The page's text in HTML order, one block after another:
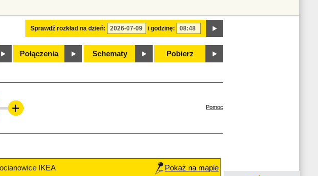
Sprawdź rozkład na dzień: i godzinę:
Połączenia Schematy Pobierz
Pomoc
IKEA
Pokaż na mapie